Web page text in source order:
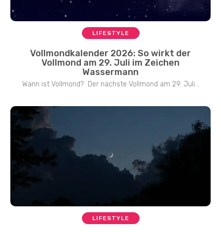
LIFESTYLE
Vollmondkalender 2026: So wirkt der
Vollmond am 29. Juli im Zeichen
Wassermann
Wann ist Vollmond? Der nächste Vollmond am 29. Juli...
LIFESTYLE